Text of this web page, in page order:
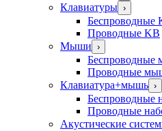
Клавиатуры ›
Беспроводные
Проводные KB
Мыши ›
Беспроводные
Проводные
Клавиатура+мышь ›
Беспроводные
Проводные
Акустические